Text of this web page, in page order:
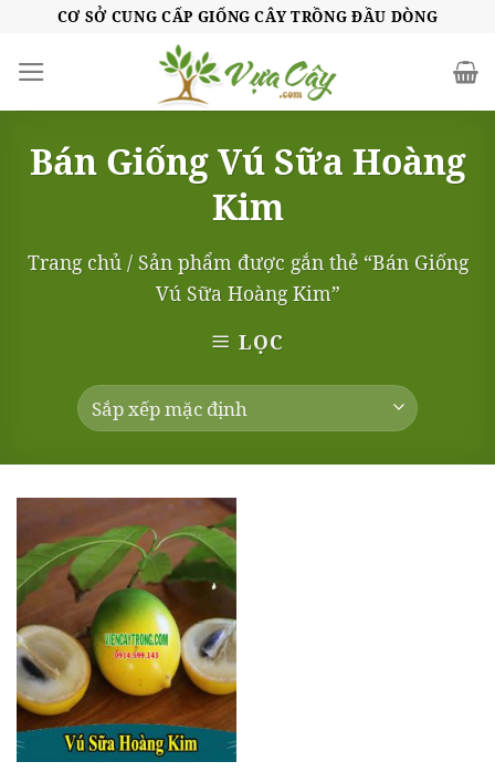
content
CƠ SỞ CUNG CẤP GIỐNG CÂY TRỒNG ĐẦU DÒNG
Bán Giống Vú Sữa Hoàng
Kim
Trang chủ / Sản phẩm được gắn thẻ “Bán Giống
Vú Sữa Hoàng Kim”
LỌC